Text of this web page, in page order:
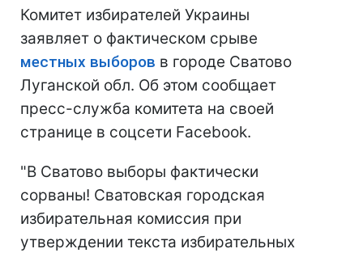
Комитет избирателей Украины
заявляет о фактическом срыве
местных выборов в городе Сватово
Луганской обл. Об этом сообщает
пресс-служба комитета на своей
странице в соцсети Facebook.
"В Сватово выборы фактически
сорваны! Сватовская городская
избирательная комиссия при
утверждении текста избирательных